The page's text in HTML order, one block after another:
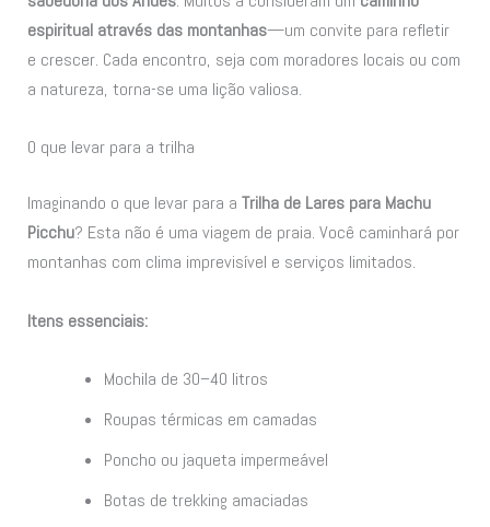
espiritual através das montanhas—um convite para refletir
e crescer. Cada encontro, seja com moradores locais ou com
a natureza, torna-se uma lição valiosa.
O que levar para a trilha
Imaginando o que levar para aTrilha de Lares para Machu
Picchu? Esta não é uma viagem de praia. Você caminhará por
montanhas com clima imprevisível e serviços limitados.
Itens essenciais:
Mochila de 30–40 litros
Roupas térmicas em camadas
Poncho ou jaqueta impermeável
Botas de trekking amaciadas